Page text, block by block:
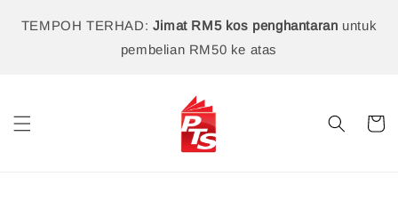
TEMPOH TERHAD: Jimat RM5 kos penghantaran untuk
pembelian RM50 ke atas